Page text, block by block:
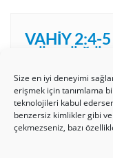
Size en iyi deneyimi
erişmek için tanımlama
teknolojileri kabul
benzersiz kimlikler gibi
çekmezseniz, bazı
VAHIY 2:4-
Video
oynatıcı